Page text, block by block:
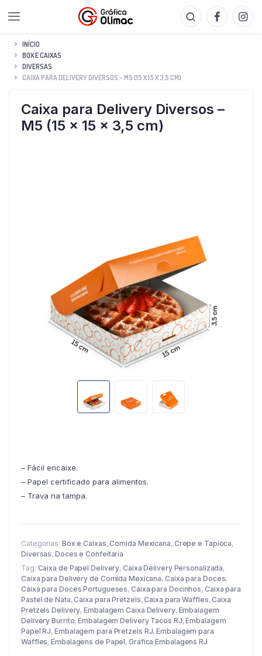
INÍCIO
BOX E CAIXAS
DIVERSAS
CAIXA PARA DELIVERY DIVERSOS – M5 (15 X 15 X 3,5 CM)
Caixa para Delivery Diversos –
M5 (15 x 15 x 3,5 cm)
– Fácil encaixe.
– Papel certificado para alimentos.
– Trava na tampa.
Categorias: Box e Caixas,Comida Mexicana, Crepe e Tapioca,
Diversas,Doces e Confeitaria
Tag: Caixa de Papel Delivery,Caixa Delivery Personalizada,
Caixa para Delivery de Comida Mexicana,Caixa para Doces,
Caixa para Doces Portugueses,Caixa para Docinhos, Caixa para
Pastel de Nata,Caixa para Pretzels,Caixa para Waffles,Caixa
Pretzels Delivery,Embalagem Caixa Delivery, Embalagem
Delivery Burrito,Embalagem Delivery Tacos RJ,Embalagem
Papel RJ,Embalagem para Pretzels RJ,Embalagem para
Waffles,Embalagens de Papel,Grafica Embalagens RJ